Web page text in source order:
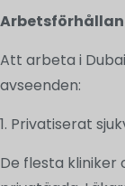
Att arbeta i
avseenden:
1. Privatiserat
De flesta kliniker